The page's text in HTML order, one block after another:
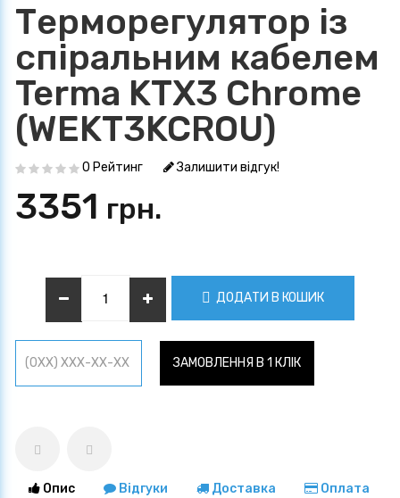
Терморегулятор із
спіральним кабелем
Terma KTX3 Chrome
(WEKT3KCROU)
0 Рейтинг Залишити відгук!
3351 грн.
ДОДАТИ В КОШИК
ЗАМОВЛЕННЯ В 1 КЛІК
Опис Відгуки Доставка Оплата